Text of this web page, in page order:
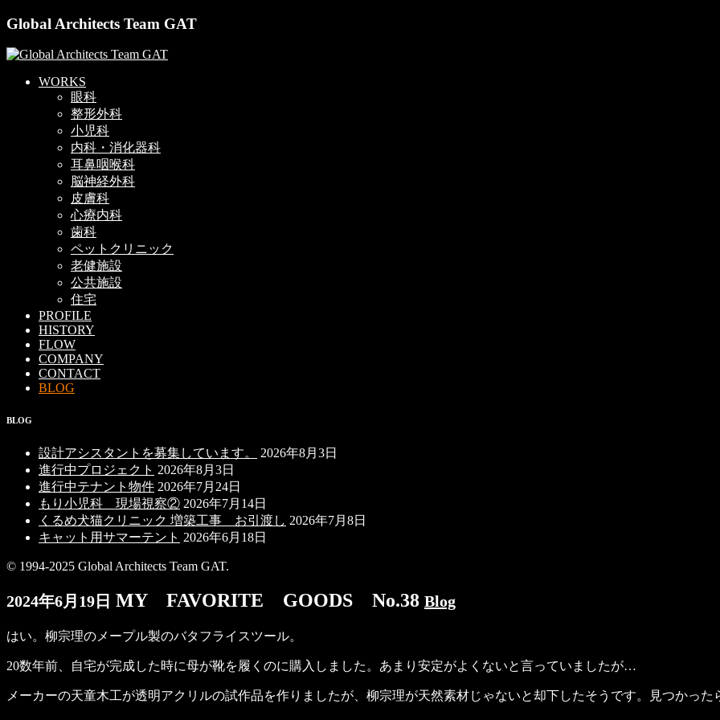
Global Architects Team GAT
WORKS
眼科
整形外科
小児科
内科・消化器科
耳鼻咽喉科
脳神経外科
皮膚科
心療内科
歯科
ペットクリニック
老健施設
公共施設
住宅
PROFILE
HISTORY
FLOW
COMPANY
CONTACT
BLOG
BLOG
設計アシスタントを募集しています。
2026年8月3日
進行中プロジェクト 2026年8月3日
進行中テナント物件 2026年7月24日
もり小児科 現場視察② 2026年7月14日
くるめ犬猫クリニック 増築工事 お引渡し 2026年7月8日
キャット用サマーテント 2026年6月18日
© 1994-2025 Global Architects Team GAT.
2024年6月19日 MY FAVORITE GOODS No.38 Blog
はい。柳宗理のメープル製のバタフライスツール。
20数年前、自宅が完成した時に母が靴を履くのに購入しました。あまり安定がよくないと言っていましたが…
メーカーの天童木工が透明アクリルの試作品を作りましたが、柳宗理が天然素材じゃないと却下したそうです。見つかった